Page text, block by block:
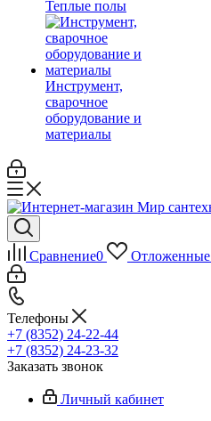
Теплые полы
Инструмент,
сварочное
оборудование и
материалы
Сравнение0 Отложенные
Телефоны
+7 (8352) 24-22-44
+7 (8352) 24-23-32
Заказать звонок
Личный кабинет